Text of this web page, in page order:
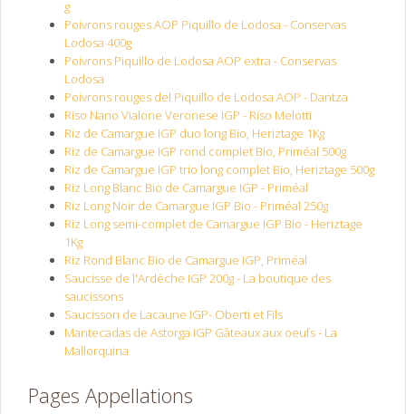
g
Poivrons rouges AOP Piquillo de Lodosa - Conservas
Lodosa 400g
Poivrons Piquillo de Lodosa AOP extra - Conservas
Lodosa
Poivrons rouges del Piquillo de Lodosa AOP - Dantza
Riso Nano Vialone Veronese IGP - Riso Melotti
Riz de Camargue IGP duo long Bio, Heriztage 1Kg
Riz de Camargue IGP rond complet Bio, Priméal 500g
Riz de Camargue IGP trio long complet Bio, Heriztage 500g
Riz Long Blanc Bio de Camargue IGP - Priméal
Riz Long Noir de Camargue IGP Bio - Priméal 250g
Riz Long semi-complet de Camargue IGP Bio - Heriztage
1Kg
Riz Rond Blanc Bio de Camargue IGP, Priméal
Saucisse de l'Ardèche IGP 200g - La boutique des
saucissons
Saucisson de Lacaune IGP- Oberti et Fils
Mantecadas de Astorga IGP Gâteaux aux oeufs - La
Mallorquina
Pages Appellations